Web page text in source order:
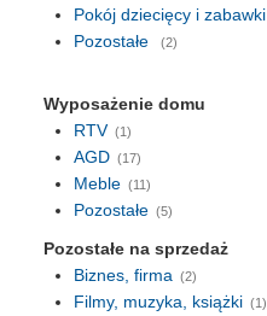
Pokój dziecięcy i zabawki
Pozostałe (2)
Wyposażenie domu
RTV (1)
AGD (17)
Meble (11)
Pozostałe (5)
Pozostałe na sprzedaż
Biznes, firma (2)
Filmy, muzyka, książki (1)